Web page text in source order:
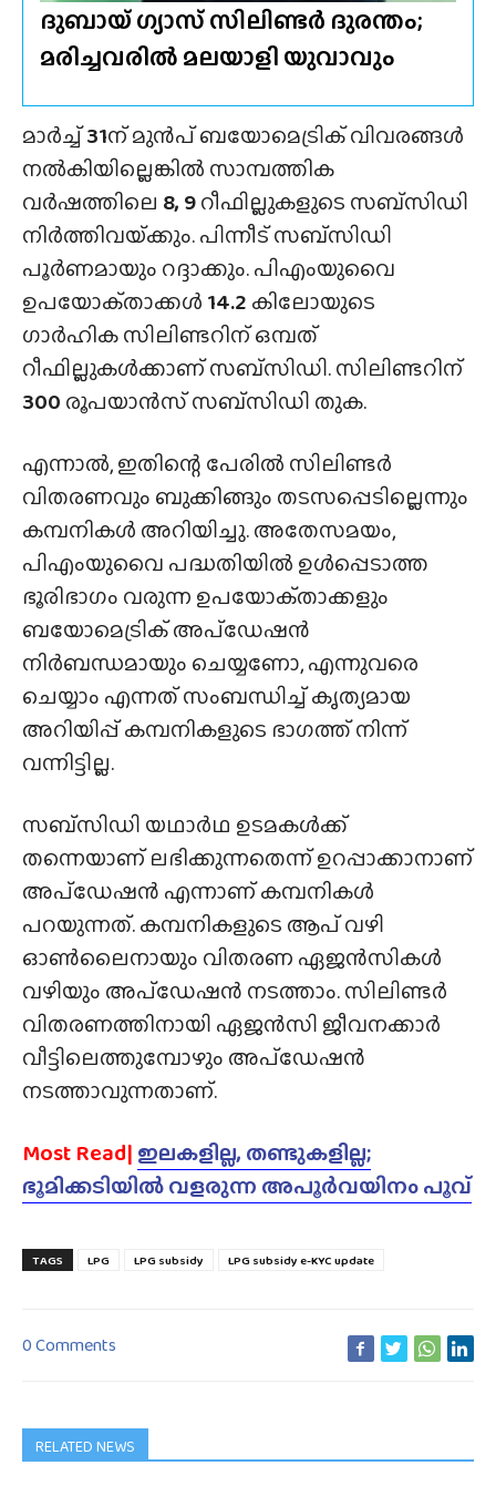
ദുബായ് ഗ്യാസ് സിലിണ്ടർ ദുരന്തം;
മരിച്ചവരിൽ മലയാളി യുവാവും
മാർച്ച്31ന് മുൻപ് ബയോമെട്രിക് വിവരങ്ങൾ
നൽകിയില്ലെങ്കിൽ സാമ്പത്തിക
വർഷത്തിലെ 8, 9റീഫില്ലുകളുടെ സബ്‌സിഡി
നിർത്തിവയ്‌ക്കും. പിന്നീട് സബ്‌സിഡി
പൂർണമായും റദ്ദാക്കും. പിഎംയുവൈ
ഉപയോക്‌താക്കൾ 14.2 കിലോയുടെ
ഗാർഹിക സിലിണ്ടറിന് ഒമ്പത്
റീഫില്ലുകൾക്കാണ് സബ്‌സിഡി. സിലിണ്ടറിന്
300 രൂപയാൻസ് സബ്‌സിഡി തുക.
എന്നാൽ, ഇതിന്റെ പേരിൽ സിലിണ്ടർ
വിതരണവും ബുക്കിങ്ങും തടസപ്പെടില്ലെന്നും
കമ്പനികൾ അറിയിച്ചു. അതേസമയം,
പിഎംയുവൈ പദ്ധതിയിൽ ഉൾപ്പെടാത്ത
ഭൂരിഭാഗം വരുന്ന ഉപയോക്‌താക്കളും
ബയോമെട്രിക് അപ്‌ഡേഷൻ
നിർബന്ധമായും ചെയ്യണോ, എന്നുവരെ
ചെയ്യാം എന്നത് സംബന്ധിച്ച് കൃത്യമായ
അറിയിപ്പ് കമ്പനികളുടെ ഭാഗത്ത് നിന്ന്
വന്നിട്ടില്ല.
സബ്‌സിഡി യഥാർഥ ഉടമകൾക്ക്
തന്നെയാണ് ലഭിക്കുന്നതെന്ന് ഉറപ്പാക്കാനാണ്
അപ്‌ഡേഷൻ എന്നാണ് കമ്പനികൾ
പറയുന്നത്. കമ്പനികളുടെ ആപ് വഴി
ഓൺലൈനായും വിതരണ ഏജൻസികൾ
വഴിയും അപ്‌ഡേഷൻ നടത്താം. സിലിണ്ടർ
വിതരണത്തിനായി ഏജൻസി ജീവനക്കാർ
വീട്ടിലെത്തുമ്പോഴും അപ്‌ഡേഷൻ
നടത്താവുന്നതാണ്.
Most Read| ഇലകളില്ല, തണ്ടുകളില്ല;
ഭൂമിക്കടിയിൽ വളരുന്ന അപൂർവയിനം പൂവ്
TAGS LPG LPG subsidy LPG subsidy e-KYC update
0 Comments
RELATED NEWS